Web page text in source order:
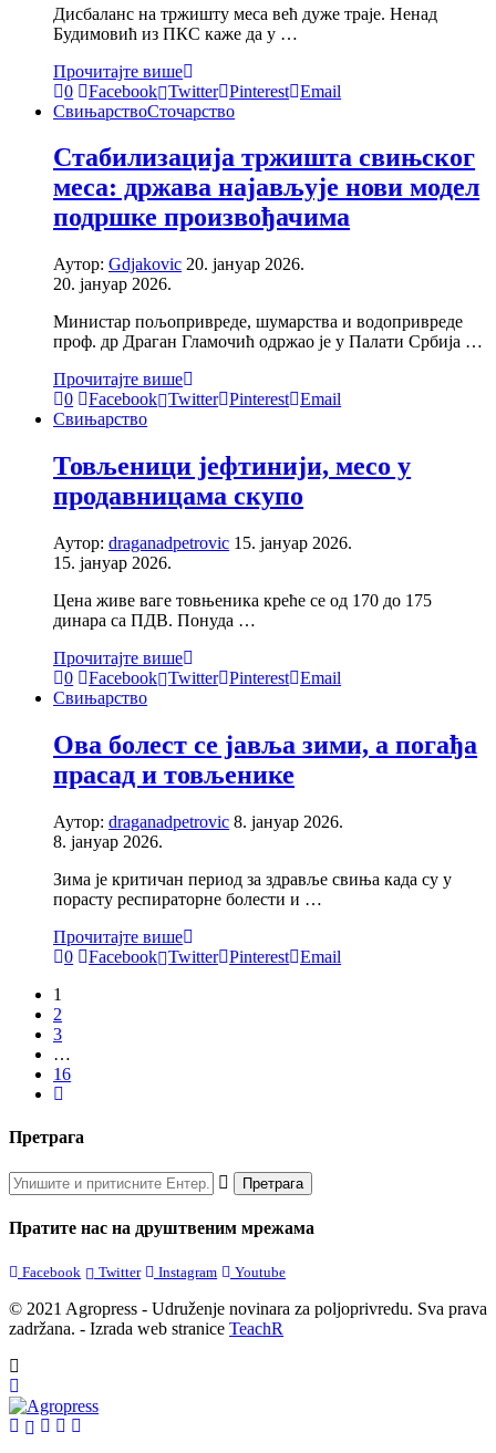
Дисбаланс на тржишту меса већ дуже траје. Ненад
Будимовић из ПКС каже да у …
Прочитајте више
0
Facebook Twitter Pinterest Email
СвињарствоСточарство
Стабилизација тржишта свињског
меса: држава најављује нови модел
подршке произвођачима
Аутор: Gdjakovic 20. јануар 2026.
20. јануар 2026.
Министар пољопривреде, шумарства и водопривреде
проф. др Драган Гламочић одржао је у Палати Србија …
Прочитајте више
0
Facebook Twitter Pinterest Email
Свињарство
Товљеници јефтинији, месо у
продавницама скупо
Аутор: draganadpetrovic 15. јануар 2026.
15. јануар 2026.
Цена живе ваге товњеника креће се од 170 до 175
динара са ПДВ. Понуда …
Прочитајте више
0
Facebook Twitter Pinterest Email
Свињарство
Ова болест се јавља зими, а погађа
прасад и товљенике
Аутор: draganadpetrovic 8. јануар 2026.
8. јануар 2026.
Зима је критичан период за здравље свиња када су у
порасту респираторне болести и …
Прочитајте више
0
Facebook Twitter Pinterest Email
1
2
3
…
16
Претрага
Пратите нас на друштвеним мрежама
Facebook Twitter Instagram Youtube
© 2021 Agropress - Udruženje novinara za poljoprivredu. Sva prava
zadržana. - Izrada web stranice TeachR